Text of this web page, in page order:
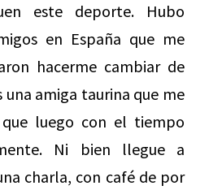
este deporte. Hubo
en España que me
hacerme cambiar de
amiga taurina que me
luego con el tiempo
Ni bien llegue a
charla, con café de por